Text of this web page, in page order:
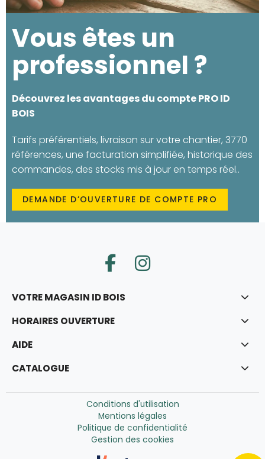
Vous êtes un
professionnel ?
Découvrez les avantages du compte PRO ID
BOIS
Tarifs préférentiels, livraison sur votre chantier, 3770
références, une facturation simplifiée, historique des
commandes, des stocks mis à jour en temps réel..
DEMANDE D’OUVERTURE DE COMPTE PRO
VOTRE MAGASIN ID BOIS
HORAIRES OUVERTURE
AIDE
CATALOGUE
Conditions d'utilisation
Mentions légales
Politique de confidentialité
Gestion des cookies